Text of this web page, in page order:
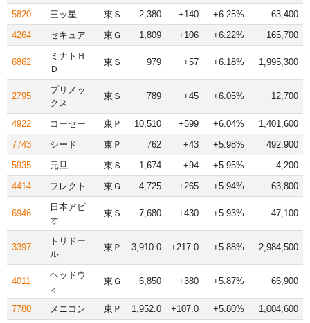
5820 三ッ星 東Ｓ 2,380 +140 +6.25%
63,400
4264
セキュア 東Ｇ 1,809 +106 +6.22% 165,700
6862
ミナトＨ
Ｄ
東Ｓ 979 +57 +6.18% 1,995,300
2795
プリメッ
クス
東Ｓ 789 +45 +6.05% 12,700
4922 コーセー 東Ｐ 10,510 +599 +6.04%
1,401,600
7743
シード 東Ｐ 762 +43 +5.98%
492,900
5935
元旦 東Ｓ 1,674 +94 +5.95%
4,200
4414
フレクト 東Ｇ 4,725 +265 +5.94% 63,800
6946
日本アビ
オ
東Ｓ 7,680 +430 +5.93% 47,100
3397
トリドー
ル
東Ｐ 3,910.0 +217.0 +5.88% 2,984,500
4011
ヘッドウ
ォ
東Ｇ 6,850 +380 +5.87% 66,900
7780 メニコン 東Ｐ 1,952.0 +107.0 +5.80% 1,004,600